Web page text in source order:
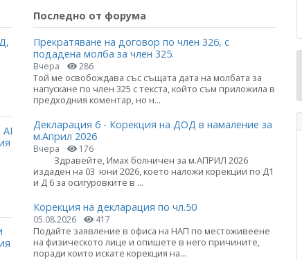
Последно от форума
Прекратяване на договор по член 326, с
подадена молба за член 325.
Вчера 286
Той ме освобождава със същата дата на молбата за
напускане по член 325 с текста, който съм приложила в
предходния коментар, но н...
Декларация 6 - Корекция на ДОД в намаление за
м.Април 2026
Вчера 176
Здравейте, Имах болничен за м.АПРИЛ 2026
издаден на 03 юни 2026, което наложи корекции по Д1
и Д 6 за осигуровките в ...
Корекция на декларация по чл.50
05.08.2026 417
Подайте заявление в офиса на НАП по местоживеене
на физическото лице и опишете в него причините,
поради които искате корекция на...